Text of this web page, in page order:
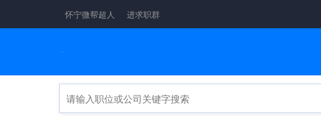
怀宁微帮超人 进求职群